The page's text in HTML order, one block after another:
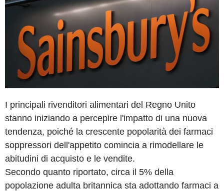
I principali rivenditori alimentari del Regno Unito
stanno iniziando a percepire l'impatto di una nuova
tendenza, poiché la crescente popolarità dei farmaci
soppressori dell'appetito comincia a rimodellare le
abitudini di acquisto e le vendite.
Secondo quanto riportato, circa il 5% della
popolazione adulta britannica sta adottando farmaci a